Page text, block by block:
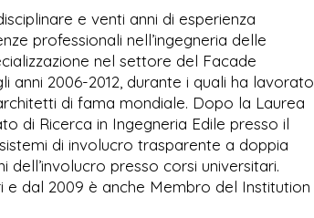
e venti anni di esperienza
professionali nell’ingegneria delle
nel settore del Facade
anni 2006-2012, durante i quali ha lavorato
di fama mondiale. Dopo la Laurea
di Ricerca in Ingegneria Edile presso il
di involucro trasparente a doppia
presso corsi universitari.
e dal 2009 è anche Membro del Institution